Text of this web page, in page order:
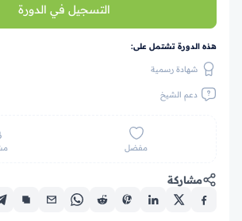
التسجيل في الدورة
هذه الدورة تشتمل على:
شهادة رسمية
دعم الشيخ
مفضل
مشاركة